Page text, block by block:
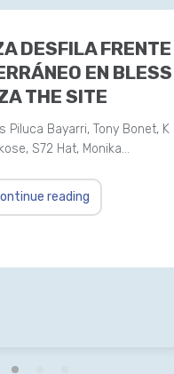
DESFILA FRENTE
EN BLESS
THE SITE
Piluca Bayarri, Tony Bonet, K
S72 Hat, Monika…
reading